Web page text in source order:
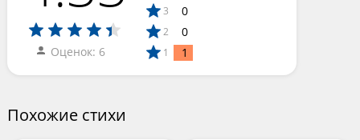
Оценок: 6
3 0
2 0
1 1
Похожие стихи